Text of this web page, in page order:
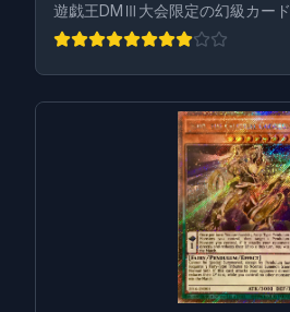
遊戯王DMⅢ大会限定の幻級カード